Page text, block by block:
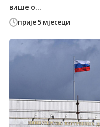
прије 5 мјесеци
више о...